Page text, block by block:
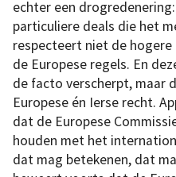
echter een
particuliere deals die het
respecteert niet de hogere
de Europese regels. En
de facto verscherpt, maar
Europese én Ierse recht.
dat de Europese
houden met het
dat mag betekenen, dat